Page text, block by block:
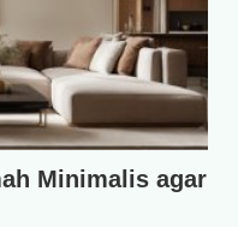
Minimalis agar